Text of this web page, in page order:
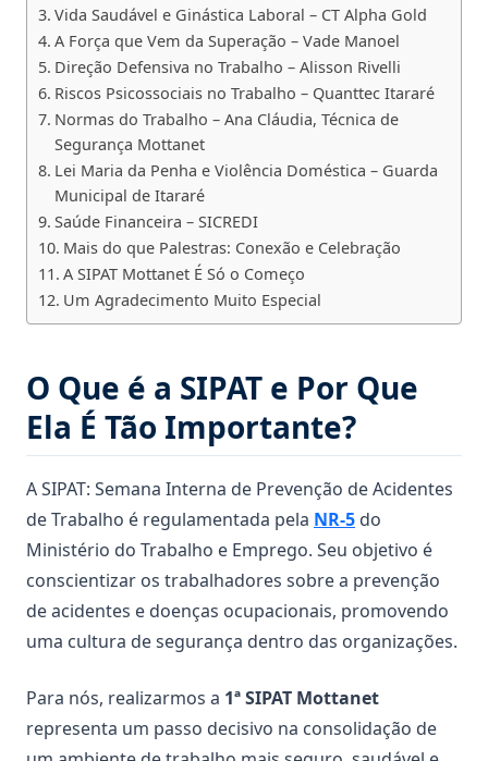
Vida Saudável e Ginástica Laboral – CT Alpha Gold
A Força que Vem da Superação – Vade Manoel
Direção Defensiva no Trabalho – Alisson Rivelli
Riscos Psicossociais no Trabalho – Quanttec Itararé
Normas do Trabalho – Ana Cláudia, Técnica de
Segurança Mottanet
Lei Maria da Penha e Violência Doméstica – Guarda
Municipal de Itararé
Saúde Financeira – SICREDI
Mais do que Palestras: Conexão e Celebração
A SIPAT Mottanet É Só o Começo
Um Agradecimento Muito Especial
O Que é a SIPAT e Por Que
Ela É Tão Importante?
A SIPAT: Semana Interna de Prevenção de Acidentes
de Trabalho é regulamentada pela NR-5 do
Ministério do Trabalho e Emprego. Seu objetivo é
conscientizar os trabalhadores sobre a prevenção
de acidentes e doenças ocupacionais, promovendo
uma cultura de segurança dentro das organizações.
Para nós, realizarmos a 1ª SIPAT Mottanet
representa um passo decisivo na consolidação de